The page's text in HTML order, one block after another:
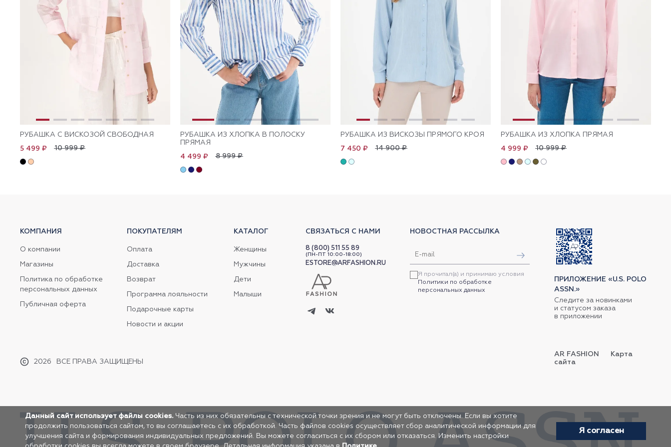
РУБАШКА С ВИСКОЗОЙ СВОБОДНАЯ
10 999 ₽
5 499 ₽
РУБАШКА ИЗ ХЛОПКА В ПОЛОСКУ
ПРЯМАЯ
8 999 ₽
4 499 ₽
РУБАШКА ИЗ ВИСКОЗЫ ПРЯМОГО КРОЯ
14 900 ₽
7 450 ₽
РУБАШКА ИЗ ХЛОПКА ПРЯМАЯ
10 999 ₽
4 999 ₽
КОМПАНИЯ
О компании
Магазины
Политика по обработке
персональных данных
Публичная оферта
2026 ВСЕ ПРАВА ЗАЩИЩЕНЫ
ПОКУПАТЕЛЯМ
Оплата
Доставка
Возврат
Программа лояльности
Подарочные карты
Новости и акции
КАТАЛОГ
Женщины
Мужчины
Дети
Малыши
СВЯЗАТЬСЯ С НАМИ
8 (800) 511 55 89
(ПН-ПТ 10:00-18:00)
ESTORE@ARFASHION.RU
НОВОСТНАЯ РАССЫЛКА
Я прочитал(а) и принимаю условия
Политики по обработке
персональных данных
ПРИЛОЖЕНИЕ «U.S. POLO
ASSN.»
Следите за новинками
и статусом заказа
в приложении
AR FASHION
Карта
сайта
Данный сайт использует файлы cookies. Часть из них обязательны с технической точки зрения и не могут быть отключены. Если вы хотите
продолжить пользоваться сайтом, то вы соглашаетесь с их обработкой. Часть файлов cookies осуществляет сбор аналитической информации для
улучшения сайта и формирования индивидуальных предложений. Вы можете согласиться с их сбором или отказаться. Изменить настройки
Я согласен